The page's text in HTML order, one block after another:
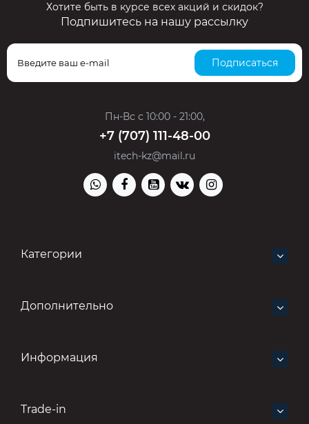
Хотите быть в курсе всех акций и скидок?
Подпишитесь на нашу рассылку
Подписаться
Пн-Вс с 10:00 - 21:00,
+7 (707) 111-48-00
itech-kz@mail.ru
Категории
Дополнительно
Информация
Trade-in